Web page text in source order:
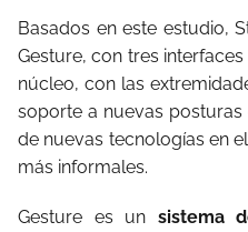
Basados en este estudio,
Gesture, con tres
núcleo, con las
soporte a nuevas
de nuevas tecnologías en
más informales.
Gesture es un sistema